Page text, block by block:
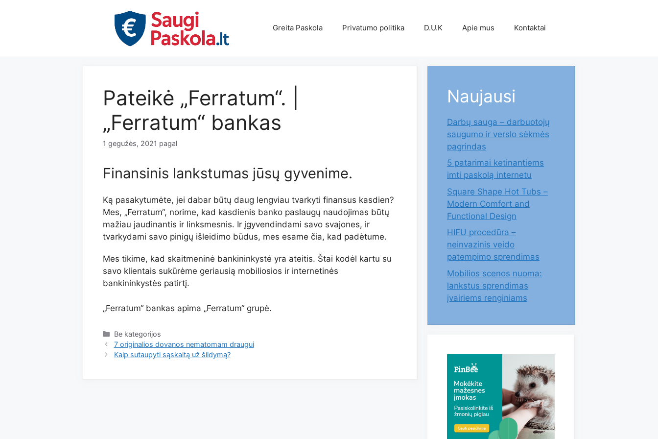
Greita Paskola Privatumo politika D.U.K Apie mus Kontaktai
Pateikė „Ferratum“. |
„Ferratum“ bankas
1 gegužės, 2021 pagal
Finansinis lankstumas jūsų gyvenime.
Ką pasakytumėte, jei dabar būtų daug lengviau tvarkyti finansus kasdien?
Mes, „Ferratum“, norime, kad kasdienis banko paslaugų naudojimas būtų
mažiau jaudinantis ir linksmesnis. Ir įgyvendindami savo svajones, ir
tvarkydami savo pinigų išleidimo būdus, mes esame čia, kad padėtume.
Mes tikime, kad skaitmeninė bankininkystė yra ateitis. Štai kodėl kartu su
savo klientais sukūrėme geriausią mobiliosios ir internetinės
bankininkystės patirtį.
„Ferratum“ bankas apima „Ferratum“ grupė.
Kategorijos
Be kategorijos
7 originalios dovanos nematomam draugui
Kaip sutaupyti sąskaitą už šildymą?
Naujausi
Darbų sauga – darbuotojų
saugumo ir verslo sėkmės
pagrindas
5 patarimai ketinantiems
imti paskolą internetu
Square Shape Hot Tubs –
Modern Comfort and
Functional Design
HIFU procedūra –
neinvazinis veido
patempimo sprendimas
Mobilios scenos nuoma:
lankstus sprendimas
įvairiems renginiams